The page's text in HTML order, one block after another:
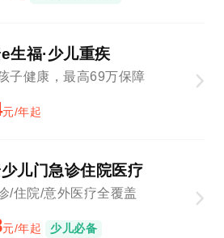
生福·少儿重疾
子健康，最高69万保障
元/年起
儿门急诊住院医疗
/住院/意外医疗全覆盖
元/年起 少儿必备